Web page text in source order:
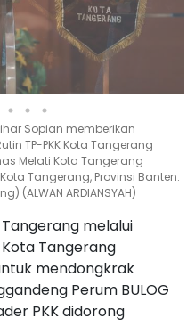
Herman memberikan
TP-PKK Kota Tangerang
Melati Kota Tangerang
Tangerang, Provinsi Banten.
(ALWAN ARDIANSYAH)
melalui
Kota Tangerang
mendongkrak
Perum BULOG
PKK didorong